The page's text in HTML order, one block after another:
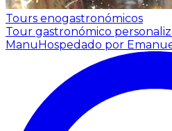
Tours enogastronómicos
Tour gastronómico
ManuHospedado por